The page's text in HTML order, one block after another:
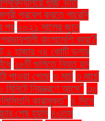
প্রবেশ করতে পারেনি
পর ২০২১ সালের জুনে
বাংলাদেশি কারা?
২ হাজার ৭৪ কোটি ডলার
২৮টি গুলিতে নিহত হন
পাওয়া গেছে ৩ মার্চ ৩ মার্চে
মিনিটে নিয়ন্ত্রণে আসে" ৩০
কারামুক্ত" ৪ দিনে
শেষ হয়নি ৪৩তম